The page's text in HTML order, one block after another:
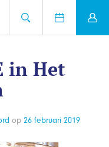
in Het
op 26 februari 2019